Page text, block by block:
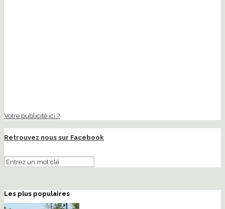
Votre publicité ici ?
Retrouvez nous sur Facebook
Les plus populaires